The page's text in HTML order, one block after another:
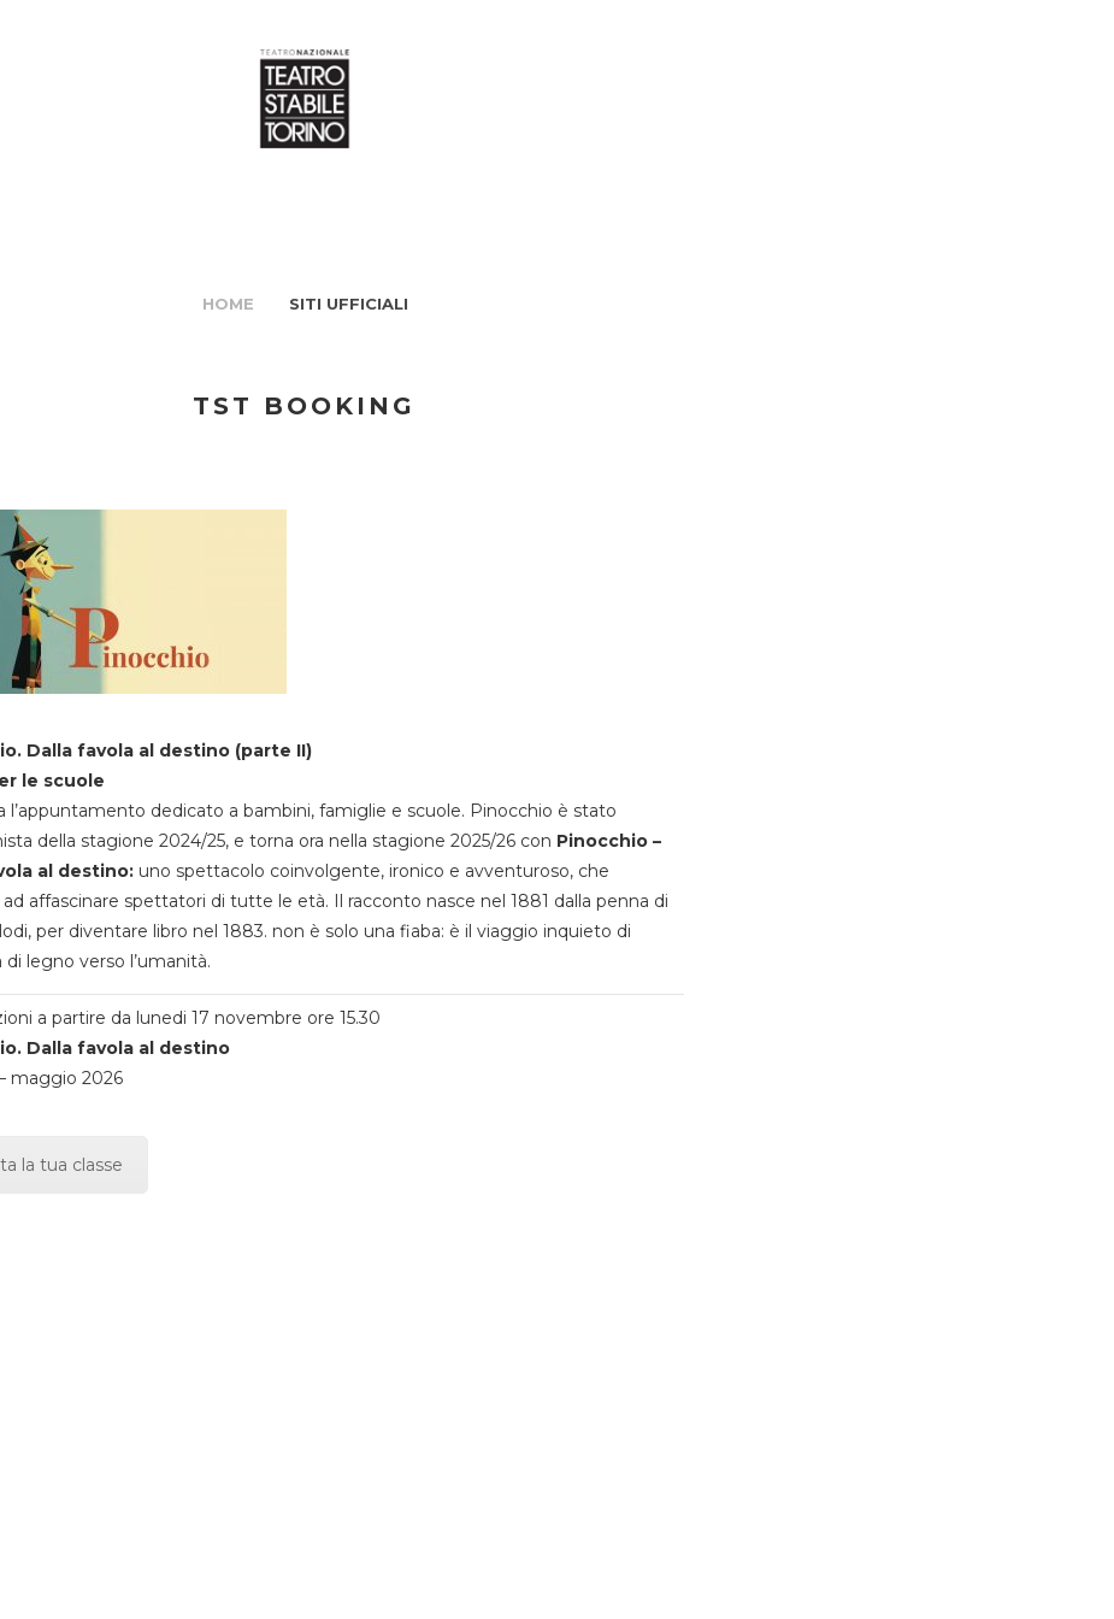
HOME SITI UFFICIALI
TST BOOKING
Dalla favola al destino (parte II)
le scuole
l’appuntamento dedicato a bambini, famiglie e scuole. Pinocchio è stato
della stagione 2024/25, e torna ora nella stagione 2025/26 con Pinocchio –
al destino:uno spettacolo coinvolgente, ironico e avventuroso, che
affascinare spettatori di tutte le età. Il racconto nasce nel 1881 dalla penna di
per diventare libro nel 1883. non è solo una fiaba: è il viaggio inquieto di
di legno verso l’umanità.
a partire da lunedi 17 novembre ore 15.30
Dalla favola al destino
maggio 2026
la tua classe